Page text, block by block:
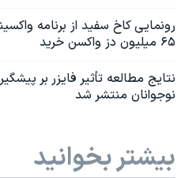
رونمایی کاخ سفید از برنامه
۶۵ میلیون دز واکسن خرید
نتایج مطالعه تأثیر فایزر بر
نوجوانان منتشر شد
بیشتر بخوانید